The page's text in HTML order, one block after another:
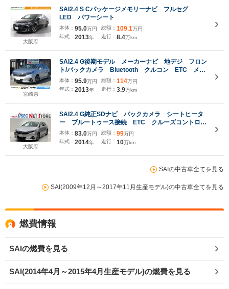
大阪府
SAI2.4 S Cパッケージメモリーナビ フルセグ
LED パワーシート
本体： 95.0万円
年式： 2013年
総額： 109.1万円
走行： 8.4万km
宮崎県
SAI2.4 G後期モデル メーカーナビ 地デジ フロン
ト/バックカメラ Bluetooth クルコン ETC メモ
リー付パワーシート スマートキー オートライト
LEDヘッド&フォグ 純正16AW 1年保証
本体： 95.9万円
年式： 2013年
総額： 114万円
走行： 3.9万km
大阪府
SAI2.4 G純正SDナビ バックカメラ シートヒータ
ー ブルートゥース接続 ETC クルーズコントロー
ル LEDヘッドライト フルセグTV CD/DVD再生
パワーシート オートエアコン 純正16インチAW
スマートキー 盗難防止
本体： 83.0万円
年式： 2014年
総額： 99万円
走行： 10万km
SAIの中古車全てを見る
SAI(2009年12月～2017年11月生産モデル)の中古車全てを見る
燃費情報
SAIの燃費を見る
SAI(2014年4月～2015年4月生産モデル)の燃費を見る